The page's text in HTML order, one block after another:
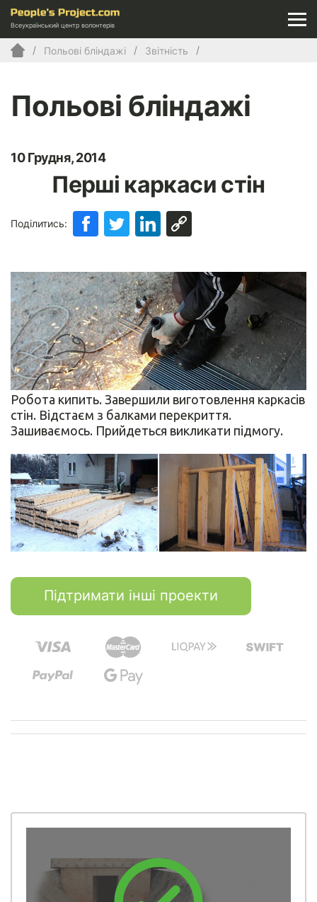
Всеукраїнський центр волонтерів
Польові бліндажі Звітність
Польові бліндажі
10 Грудня, 2014
Перші каркаси стін
Поділитись:
Робота кипить. Завершили виготовлення каркасів
стін. Відстаєм з балками перекриття.
Зашиваємось. Прийдеться викликати підмогу.
Підтримати інші проекти